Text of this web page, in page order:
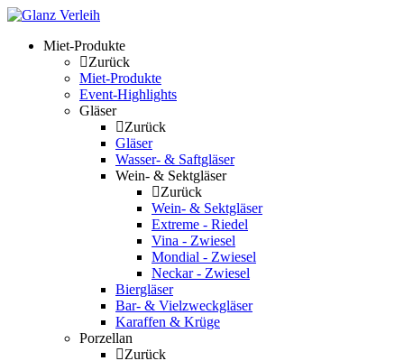
Skip
contentMiet-Produkte
Zurück
Miet-Produkte
Event-Highlights
Gläser
Zurück
Gläser
Wasser- & Saftgläser
Wein- & Sektgläser
Zurück
Wein- & Sektgläser
Extreme - Riedel
Vina - Zwiesel
Mondial - Zwiesel
Neckar - Zwiesel
Biergläser
Bar- & Vielzweckgläser
Karaffen & Krüge
Porzellan
Zurück